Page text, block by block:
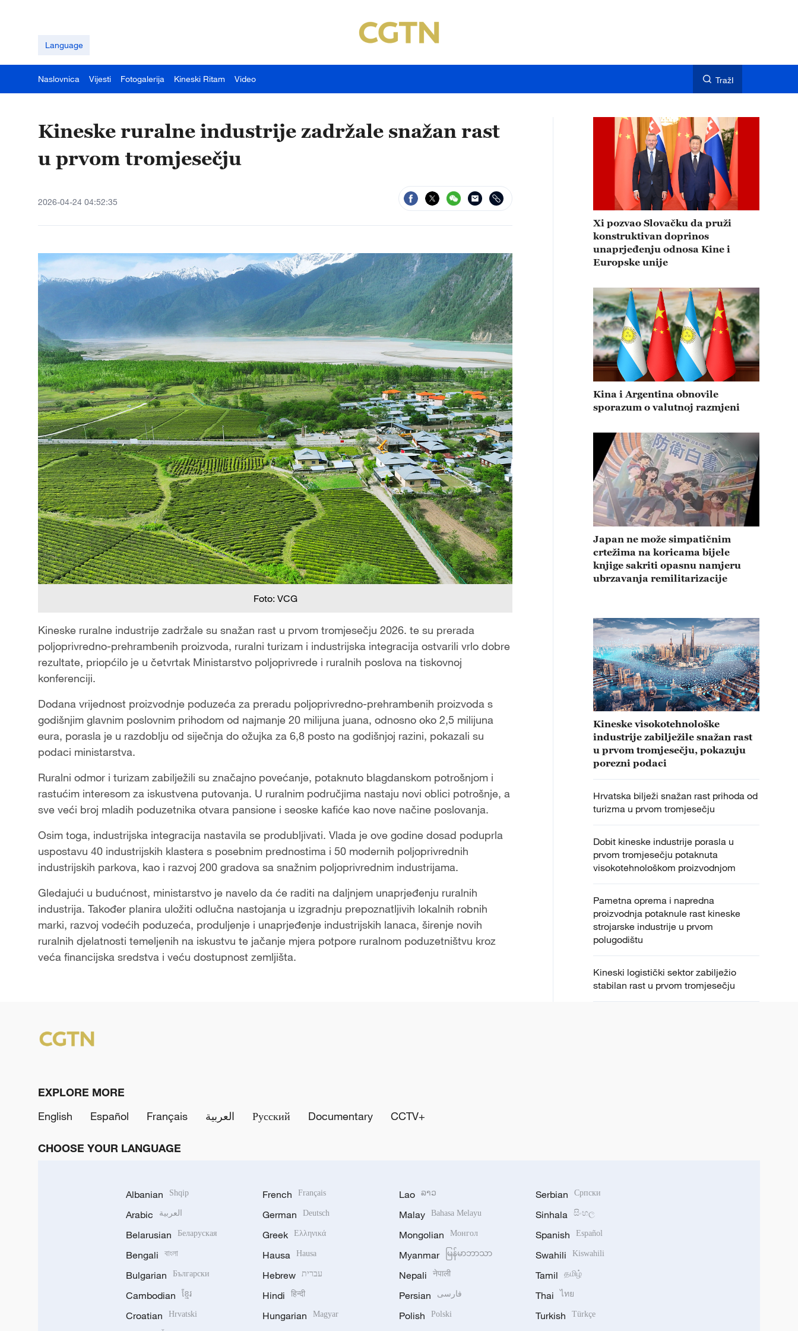
Language
Naslovnica Vijesti Fotogalerija Kineski Ritam Video TražI
Kineske ruralne industrije zadržale snažan rast
u prvom tromjesečju
2026-04-24 04:52:35
Foto: VCG
Kineske ruralne industrije zadržale su snažan rast u prvom tromjesečju 2026. te su prerada
poljoprivredno-prehrambenih proizvoda, ruralni turizam i industrijska integracija ostvarili vrlo dobre
rezultate, priopćilo je u četvrtak Ministarstvo poljoprivrede i ruralnih poslova na tiskovnoj
konferenciji.
Dodana vrijednost proizvodnje poduzeća za preradu poljoprivredno-prehrambenih proizvoda s
godišnjim glavnim poslovnim prihodom od najmanje 20 milijuna juana, odnosno oko 2,5 milijuna
eura, porasla je u razdoblju od siječnja do ožujka za 6,8 posto na godišnjoj razini, pokazali su
podaci ministarstva.
Ruralni odmor i turizam zabilježili su značajno povećanje, potaknuto blagdanskom potrošnjom i
rastućim interesom za iskustvena putovanja. U ruralnim područjima nastaju novi oblici potrošnje, a
sve veći broj mladih poduzetnika otvara pansione i seoske kafiće kao nove načine poslovanja.
Osim toga, industrijska integracija nastavila se produbljivati. Vlada je ove godine dosad poduprla
uspostavu 40 industrijskih klastera s posebnim prednostima i 50 modernih poljoprivrednih
industrijskih parkova, kao i razvoj 200 gradova sa snažnim poljoprivrednim industrijama.
Gledajući u budućnost, ministarstvo je navelo da će raditi na daljnjem unaprjeđenju ruralnih
industrija. Također planira uložiti odlučna nastojanja u izgradnju prepoznatljivih lokalnih robnih
marki, razvoj vodećih poduzeća, produljenje i unaprjeđenje industrijskih lanaca, širenje novih
ruralnih djelatnosti temeljenih na iskustvu te jačanje mjera potpore ruralnom poduzetništvu kroz
veća financijska sredstva i veću dostupnost zemljišta.
Xi pozvao Slovačku da pruži
konstruktivan doprinos
unaprjeđenju odnosa Kine i
Europske unije
Kina i Argentina obnovile
sporazum o valutnoj razmjeni
Japan ne može simpatičnim
crtežima na koricama bijele
knjige sakriti opasnu namjeru
ubrzavanja remilitarizacije
Kineske visokotehnološke
industrije zabilježile snažan rast
u prvom tromjesečju, pokazuju
porezni podaci
Hrvatska bilježi snažan rast prihoda od
turizma u prvom tromjesečju
Dobit kineske industrije porasla u
prvom tromjesečju potaknuta
visokotehnološkom proizvodnjom
Pametna oprema i napredna
proizvodnja potaknule rast kineske
strojarske industrije u prvom
polugodištu
Kineski logistički sektor zabilježio
stabilan rast u prvom tromjesečju
EXPLORE MORE
English
Español Français العربية Русский Documentary CCTV+
CHOOSE YOUR LANGUAGE
Albanian Shqip
Arabic العربية
Belarusian Беларуская
Bengali বাংলা
Bulgarian Български
Cambodian ខ្មែរ
Croatian Hrvatski
French Français
German Deutsch
Greek Ελληνικά
Hausa Hausa
Hebrew עברית
Hindi हिन्दी
Hungarian Magyar
Lao ລາວ
Malay Bahasa Melayu
Mongolian Монгол
Myanmar မြန်မာဘာသာ
Nepali नेपाली
Persian فارسی
Polish Polski
Serbian Српски
Sinhala සිංහල
Spanish Español
Swahili Kiswahili
Tamil தமிழ்
Thai ไทย
Turkish Türkçe